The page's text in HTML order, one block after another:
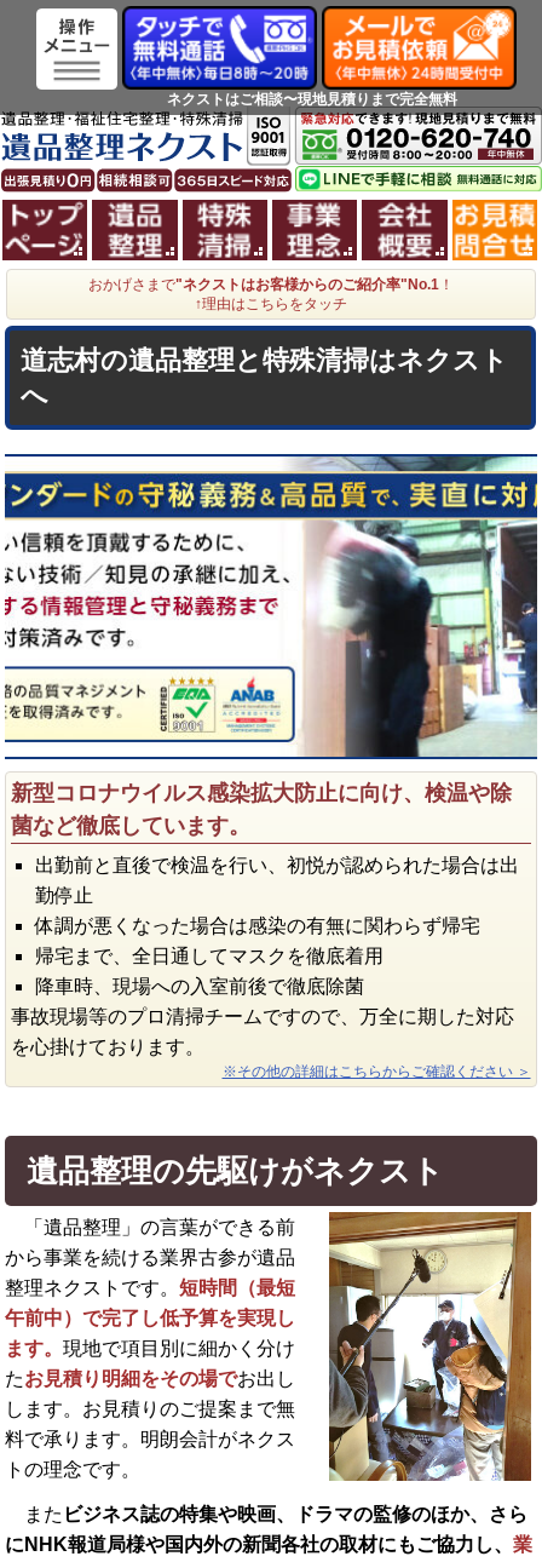
ホーム 遺品整理 特殊清掃 事業理念 会社概
おかげさまで"ネクストはお客様からのご紹介率"No.1 ！
↑理由はこちらをタッチ
道志村の遺品整理と特殊清掃はネクスト
へ
新型コロナウイルス感染拡大防止に向け、検温や除
菌など徹底しています。
出勤前と直後で検温を行い、初悦が認められた場合は出
勤停止
体調が悪くなった場合は感染の有無に関わらず帰宅
帰宅まで、全日通してマスクを徹底着用
降車時、現場への入室前後で徹底除菌
事故現場等のプロ清掃チームですので、万全に期した対応
を心掛けております。
※その他の詳細はこちらからご確認ください ＞
遺品整理の先駆けがネクスト
「遺品整理」の言葉ができる前
から事業を続ける業界古参が遺品
整理ネクストです。短時間（最短
午前中）で完了し低予算を実現し
ます。現地で項目別に細かく分け
たお見積り明細をその場でお出し
します。お見積りのご提案まで無
料で承ります。明朗会計がネクス
トの理念です。
また ビジネス誌の特集や映画、ドラマの監修のほか、さら
に NHK報道局様や国内外の新聞各社の取材にもご協力し、業
ネクストはご相談〜現地見積りまで完全無料